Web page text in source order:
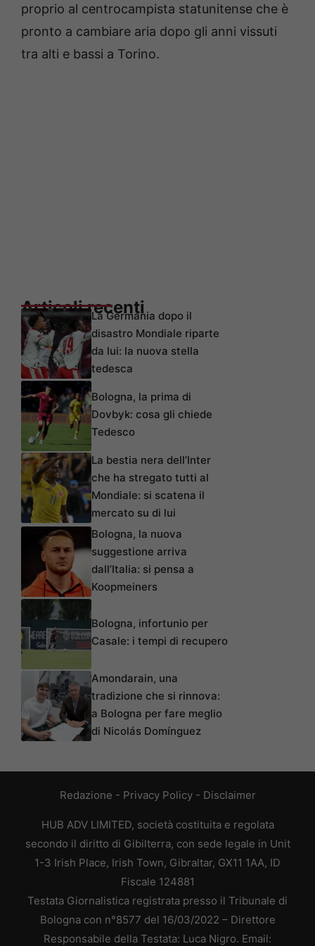
proprio al centrocampista statunitense che è
pronto a cambiare aria dopo gli anni vissuti
tra alti e bassi a Torino.
Articoli recenti
La Germania dopo il
disastro Mondiale riparte
da lui: la nuova stella
tedesca
Bologna, la prima di
Dovbyk: cosa gli chiede
Tedesco
La bestia nera dell’Inter
che ha stregato tutti al
Mondiale: si scatena il
mercato su di lui
Bologna, la nuova
suggestione arriva
dall’Italia: si pensa a
Koopmeiners
Bologna, infortunio per
Casale: i tempi di recupero
Amondarain, una
tradizione che si rinnova:
a Bologna per fare meglio
di Nicolás Domínguez
Redazione - Privacy Policy- Disclaimer
HUB ADV LIMITED, società costituita e regolata
secondo il diritto di Gibilterra, con sede legale in Unit
1-3 Irish Place, Irish Town, Gibraltar, GX11 1AA, ID
Fiscale 124881
Testata Giornalistica registrata presso il Tribunale di
Bologna con n°8577 del 16/03/2022 – Direttore
Responsabile della Testata: Luca Nigro. Email: